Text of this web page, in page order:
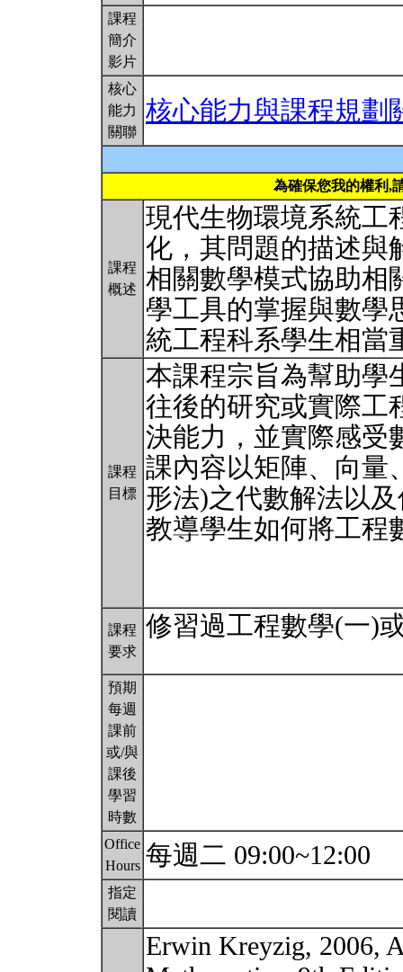
課程
簡介
影片
核心
能力
關聯
核心能力與課程規劃
為確保您我的權利,
課程
概述
現代生物環境系統工
化，其問題的描述與
相關數學模式協助相
學工具的掌握與數學
統工程科系學生相當
課程
目標
本課程宗旨為幫助學
往後的研究或實際工
決能力，並實際感受
課內容以矩陣、向量
形法)之代數解法以
教導學生如何將工程
課程
要求
修習過工程數學(一)
預期
每週
課前
或/與
課後
學習
時數
Office
Hours 每週二 09:00~12:00
指定
閱讀
Erwin Kreyzig, 2006,